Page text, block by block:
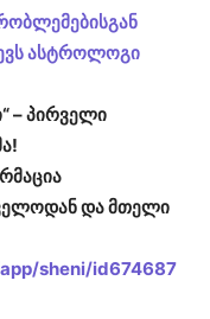
ასტროლოგი
– პირველი
და მთელი
sheni/id674687